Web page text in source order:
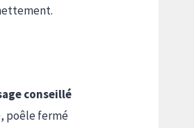
conseillé
poêle fermé